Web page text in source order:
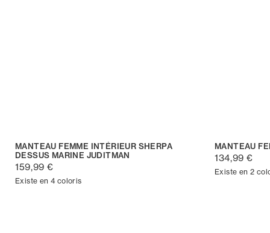
MANTEAU FEMME INTÉRIEUR SHERPA
DESSUS MARINE JUDITMAN
159,99 €
Existe en 4 coloris
MANTEAU
134,99 €
Existe en 2